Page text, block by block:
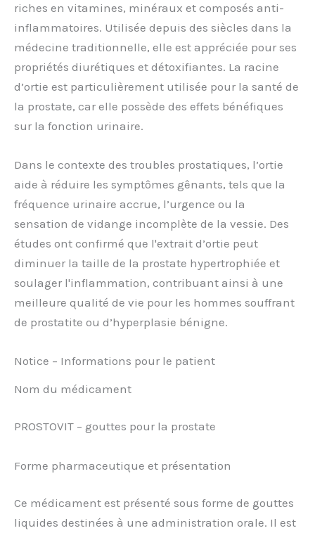
riches en vitamines, minéraux et composés anti-
inflammatoires. Utilisée depuis des siècles dans la
médecine traditionnelle, elle est appréciée pour ses
propriétés diurétiques et détoxifiantes. La racine
d’ortie est particulièrement utilisée pour la santé de
la prostate, car elle possède des effets bénéfiques
sur la fonction urinaire.
Dans le contexte des troubles prostatiques, l’ortie
aide à réduire les symptômes gênants, tels que la
fréquence urinaire accrue, l’urgence ou la
sensation de vidange incomplète de la vessie. Des
études ont confirmé que l'extrait d’ortie peut
diminuer la taille de la prostate hypertrophiée et
soulager l'inflammation, contribuant ainsi à une
meilleure qualité de vie pour les hommes souffrant
de prostatite ou d’hyperplasie bénigne.
Notice – Informations pour le patient
Nom du médicament
PROSTOVIT – gouttes pour la prostate
Forme pharmaceutique et présentation
Ce médicament est présenté sous forme de gouttes
liquides destinées à une administration orale. Il est